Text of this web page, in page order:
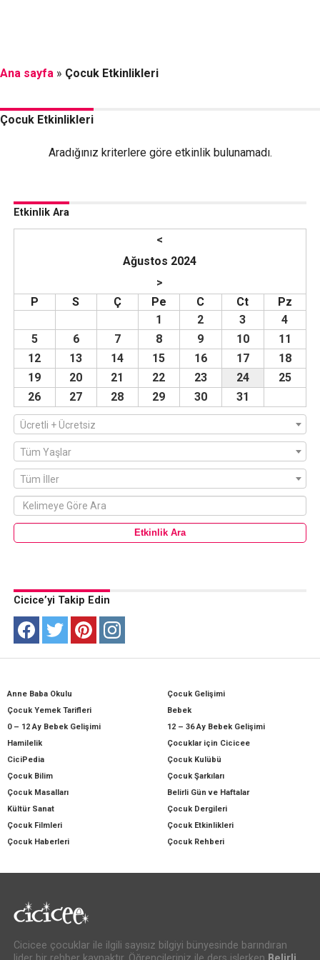
Ana sayfa » Çocuk Etkinlikleri
Çocuk Etkinlikleri
Aradığınız kriterlere göre etkinlik bulunamadı.
Etkinlik Ara
<
Ağustos 2024
>
P
S Ç Pe C Ct
Pz
1
2 3
4
5
6 7 8 9 10
11
12
13 14 15 16 17
18
19
20 21 22 23 24
25
26
27 28 29 30 31
Ücretli + Ücretsiz
Tüm Yaşlar
Tüm İller
Cicice’yi Takip Edin
Anne Baba Okulu
Çocuk Gelişimi
Çocuk Yemek Tarifleri
Bebek
0 – 12 Ay Bebek Gelişimi
12 – 36 Ay Bebek Gelişimi
Hamilelik
Çocuklar için Cicicee
CiciPedia
Çocuk Kulübü
Çocuk Bilim
Çocuk Şarkıları
Çocuk Masalları
Belirli Gün ve Haftalar
Kültür Sanat
Çocuk Dergileri
Çocuk Filmleri
Çocuk Etkinlikleri
Çocuk Haberleri
Çocuk Rehberi
Cicicee çocuklar ile ilgili sayısız bilgiyi bünyesinde barındıran